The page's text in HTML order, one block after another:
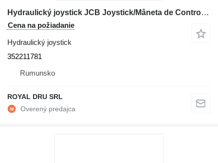
Hydraulický joystick JCB Joystick/Mâneta de Control 352211781 na minirýpadla Bobcat X331
Cena na požiadanie
Hydraulický joystick
352211781
Rumunsko
ROYAL DRU SRL